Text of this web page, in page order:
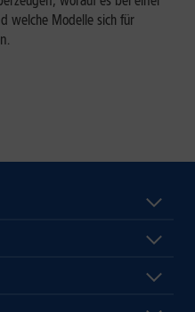
welche Modelle sich für